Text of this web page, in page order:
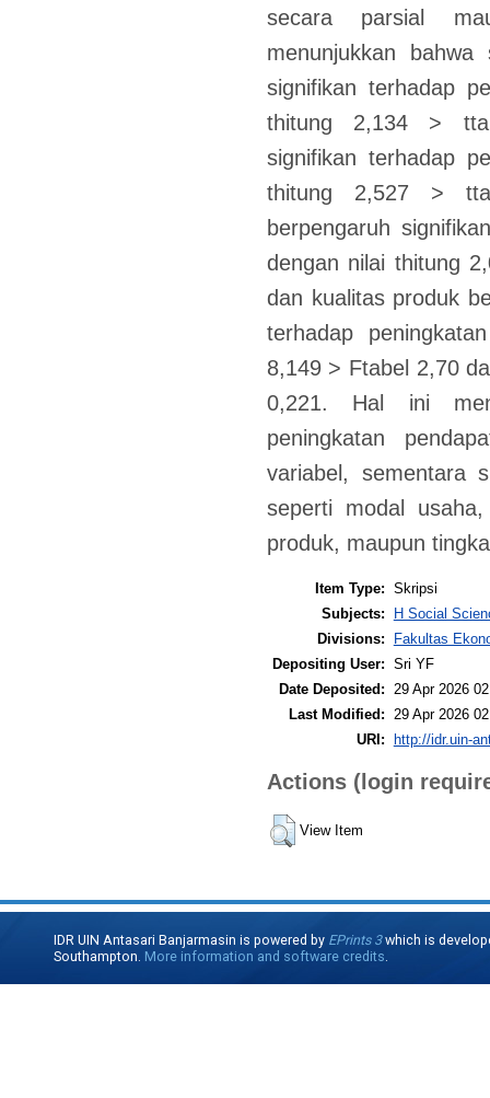
secara parsial
menunjukkan
signifikan terhadap
thitung 2,134 >
signifikan terhadap
thitung 2,527 >
berpengaruh
dengan nilai thitung
dan kualitas produk
terhadap
8,149 > Ftabel 2,70
0,221. Hal ini
peningkatan
variabel, sementara
seperti modal
produk, maupun
Item Type: Skripsi
Subjects:
H Social
Divisions:
Fakultas
Depositing User: Sri YF
Date Deposited:
29 Apr 2026
Last Modified:
29 Apr 2026
URI: http://idr.uin-
Actions (login
View Item
IDR UIN Antasari Banjarmasin is powered by EPrints 3which is
Southampton. More information and software credits.